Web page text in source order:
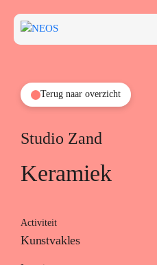
Onderwijs
Cultuuraanbieders
Cultuur na School
Terug naar hoofdmenu
Terug naar overzicht
Studio Zand
Keramiek
Activiteit
Kunstvakles